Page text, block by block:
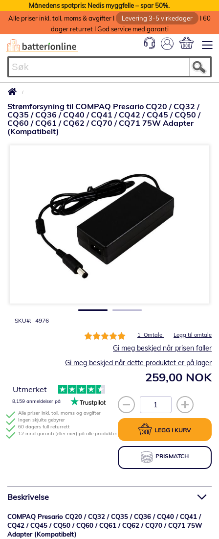
Månedens spotpris: Nedis myggfelle – spar 50%.
Alle priser inkl. toll, moms & avgifter I
Levering 3-5 virkedager
I 60
dager returret I God service med garanti
Strømforsyning til COMPAQ Presario CQ20 / CQ32 /
CQ35 / CQ36 / CQ40 / CQ41 / CQ42 / CQ45 / CQ50 /
CQ60 / CQ61 / CQ62 / CQ70 / CQ71 75W Adapter
(Kompatibelt)
SKU 4976
Rating:
1 Omtale Legg til omtale
259,00 NOK
Gi meg beskjed når prisen faller
Gi meg beskjed når dette produktet er på lager
LEGG I KURV
PRISMATCH
Alle priser inkl. toll, moms og avgifter
Ingen skjulte gebyrer
60 dagers full returrett
12 mnd garanti (eller mer) på alle produkter
Utmerket
8,159 anmeldelser på
Beskrivelse
COMPAQ Presario CQ20 / CQ32 / CQ35 / CQ36 / CQ40 / CQ41 /
CQ42 / CQ45 / CQ50 / CQ60 / CQ61 / CQ62 / CQ70 / CQ71 75W
Adapter (Kompatibelt)